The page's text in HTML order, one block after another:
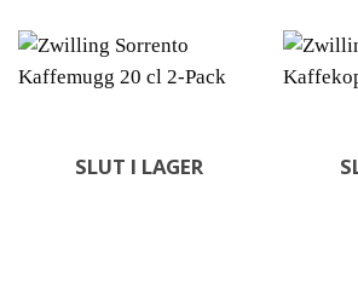
SLUT I LAGER